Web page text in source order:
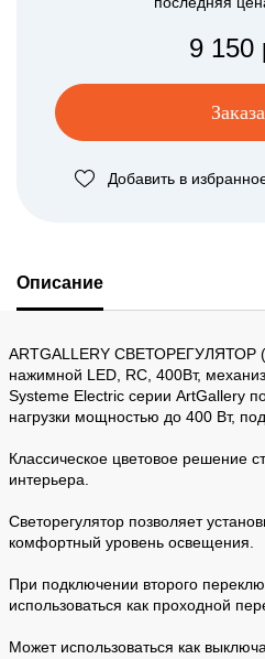
9 150
Добавить в
Описание
ARTGALLERY СВЕТОРЕГУЛЯТОР
нажимной LED, RC, 400Вт,
Systeme Electric серии ArtGallery
нагрузки мощностью до 400 Вт,
Классическое цветовое решение
интерьера.
Светорегулятор позволяет
комфортный уровень освещения.
При подключении второго
использоваться как проходной
Может использоваться как